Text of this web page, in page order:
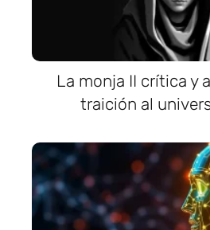
La monja II crítica y
traición al